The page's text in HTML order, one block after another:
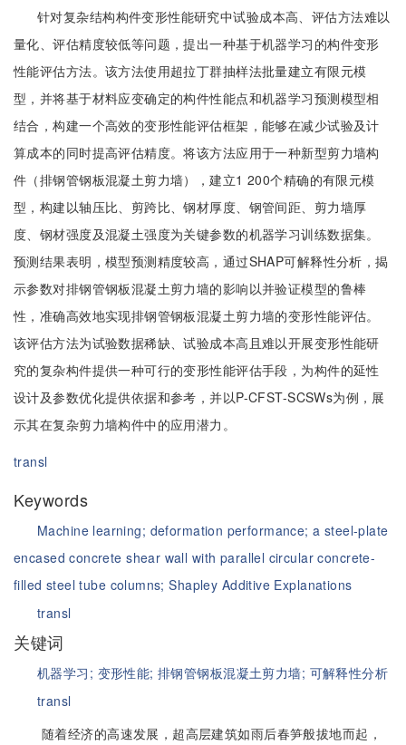
针对复杂结构构件变形性能研究中试验成本高、评估方法难以
量化、评估精度较低等问题，提出一种基于机器学习的构件变形
性能评估方法。该方法使用超拉丁群抽样法批量建立有限元模
型，并将基于材料应变确定的构件性能点和机器学习预测模型相
结合，构建一个高效的变形性能评估框架，能够在减少试验及计
算成本的同时提高评估精度。将该方法应用于一种新型剪力墙构
件（排钢管钢板混凝土剪力墙），建立1 200个精确的有限元模
型，构建以轴压比、剪跨比、钢材厚度、钢管间距、剪力墙厚
度、钢材强度及混凝土强度为关键参数的机器学习训练数据集。
预测结果表明，模型预测精度较高，通过SHAP可解释性分析，揭
示参数对排钢管钢板混凝土剪力墙的影响以并验证模型的鲁棒
性，准确高效地实现排钢管钢板混凝土剪力墙的变形性能评估。
该评估方法为试验数据稀缺、试验成本高且难以开展变形性能研
究的复杂构件提供一种可行的变形性能评估手段，为构件的延性
设计及参数优化提供依据和参考，并以P-CFST-SCSWs为例，展
示其在复杂剪力墙构件中的应用潜力。
transl
Keywords
Machine learning; deformation performance;a steel-plate
encased concrete shear wall with parallel circular concrete-
filled steel tube columns;Shapley Additive Explanations
transl
关键词
机器学习; 变形性能;排钢管钢板混凝土剪力墙; 可解释性分析
transl
随着经济的高速发展，超高层建筑如雨后春笋般拔地而起，